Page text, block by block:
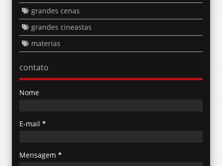
grandes cenas
grandes cineastas
materias
contato
Nome
E-mail *
Mensagem *